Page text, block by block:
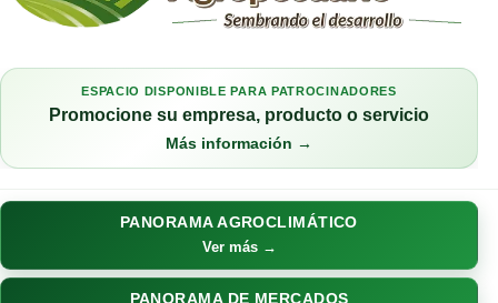
ESPACIO DISPONIBLE PARA PATROCINADORES
Promocione su empresa, producto o servicio
Más información →
PANORAMA AGROCLIMÁTICO
Ver más →
PANORAMA DE MERCADOS